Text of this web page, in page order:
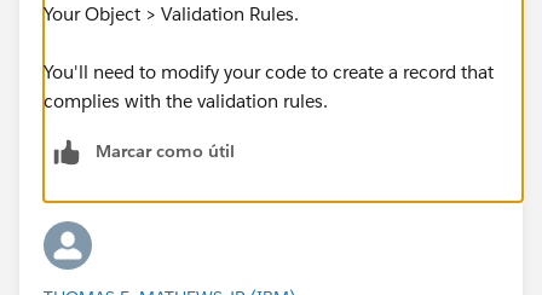
Your Object > Validation Rules.
You'll need to modify your code to create a record that
complies with the validation rules.
Marcar como útil